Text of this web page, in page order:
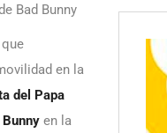
Bad Bunny
en la
del Papa
en la